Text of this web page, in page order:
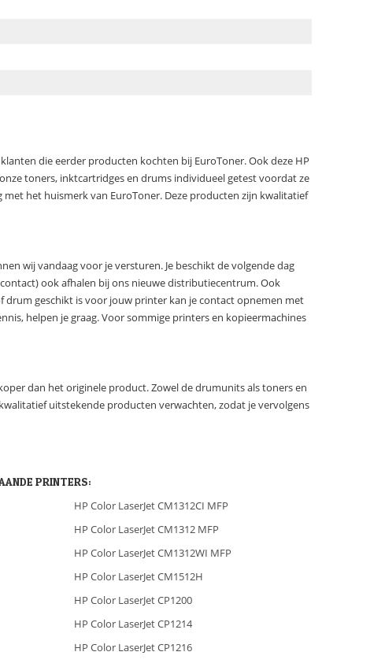
die eerder producten kochten bij EuroToner. Ook deze HP
toners, inktcartridges en drums individueel getest voordat ze
het huismerk van EuroToner. Deze producten zijn kwalitatief
wij vandaag voor je versturen. Je beschikt de volgende dag
ook afhalen bij ons nieuwe distributiecentrum. Ook
drum geschikt is voor jouw printer kan je contact opnemen met
helpen je graag. Voor sommige printers en kopieermachines
dan het originele product. Zowel de drumunits als toners en
uitstekende producten verwachten, zodat je vervolgens
PRINTERS:
HP Color LaserJet CM1312CI MFP
HP Color LaserJet CM1312 MFP
HP Color LaserJet CM1312WI MFP
HP Color LaserJet CM1512H
HP Color LaserJet CP1200
HP Color LaserJet CP1214
HP Color LaserJet CP1216